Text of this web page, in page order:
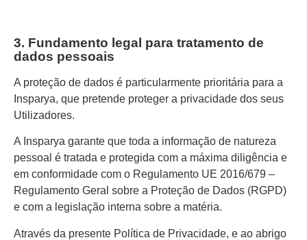
3. Fundamento legal para tratamento de
dados pessoais
A proteção de dados é particularmente prioritária para a
Insparya, que pretende proteger a privacidade dos seus
Utilizadores.
A Insparya garante que toda a informação de natureza
pessoal é tratada e protegida com a máxima diligência e
em conformidade com o Regulamento UE 2016/679 –
Regulamento Geral sobre a Proteção de Dados (RGPD)
e com a legislação interna sobre a matéria.
Através da presente Política de Privacidade, e ao abrigo